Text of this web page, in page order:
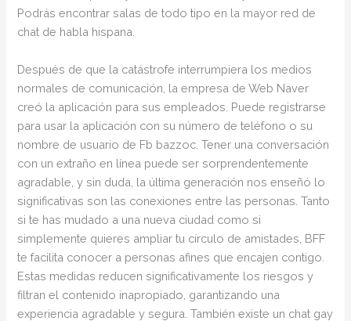
Podrás encontrar salas de todo tipo en la mayor red de
chat de habla hispana.
Después de que la catástrofe interrumpiera los medios
normales de comunicación, la empresa de Web Naver
creó la aplicación para sus empleados. Puede registrarse
para usar la aplicación con su número de teléfono o su
nombre de usuario de Fb bazzoc. Tener una conversación
con un extraño en línea puede ser sorprendentemente
agradable, y sin duda, la última generación nos enseñó lo
significativas son las conexiones entre las personas. Tanto
si te has mudado a una nueva ciudad como si
simplemente quieres ampliar tu círculo de amistades, BFF
te facilita conocer a personas afines que encajen contigo.
Estas medidas reducen significativamente los riesgos y
filtran el contenido inapropiado, garantizando una
experiencia agradable y segura. También existe un chat gay